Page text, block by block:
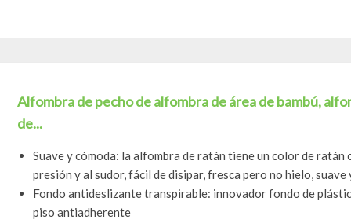
Alfombra de pecho de alfombra de área de bambú,
de...
Suave y cómoda: la alfombra de ratán tiene un color de
presión y al sudor, fácil de disipar, fresca pero no hielo, suave
Fondo antideslizante transpirable: innovador fondo de
piso antiadherente